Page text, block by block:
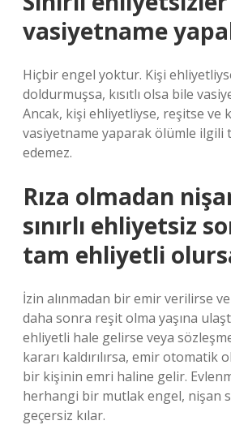
vasiyetname
Hiçbir engel yoktur. Kişi
doldurmuşsa, kısıtlı olsa bile
Ancak, kişi ehliyetliyse, reşitse ve
vasiyetname yaparak ölümle ilgili
edemez.
Rıza olmadan
sınırlı ehliyetsiz
tam ehliyetli
İzin alınmadan bir emir verilirse ve
daha sonra reşit olma yaşına
ehliyetli hale gelirse veya
kararı kaldırılırsa, emir otomatik
bir kişinin emri haline gelir.
herhangi bir mutlak engel, nişan
geçersiz kılar.